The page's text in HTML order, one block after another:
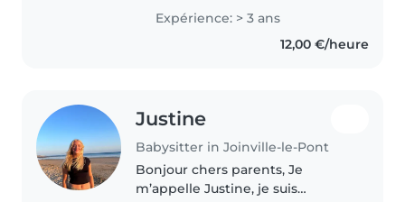
de tous âges. Bilingue Français,
je propose des activités ludiques
comme le dessin ou la musique,..
Expérience: > 3 ans
12,00 €/heure
Justine
Babysitter in Joinville-le-Pont
Bonjour chers parents, Je
m’appelle Justine, je suis